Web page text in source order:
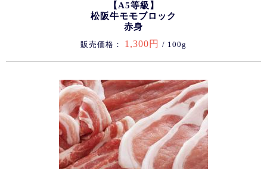
【A5等級】
松阪牛モモブロック
赤身
販売価格： 1,300円 / 100g